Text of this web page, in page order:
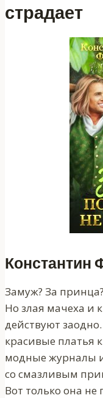
страдает
Константин
Замуж? За
Но злая мачеха и
действуют
красивые платья
модные журналы
со смазливым
Вот только она не